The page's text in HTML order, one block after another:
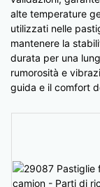
alte temperature
utilizzati nelle
mantenere la
durata per una
rumorosità e
guida e il comfort